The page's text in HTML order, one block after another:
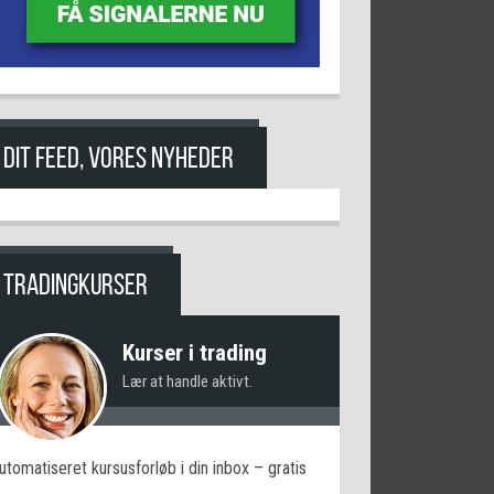
DIT FEED, VORES NYHEDER
TRADINGKURSER
Kurser i trading
Lær at handle aktivt.
kursusforløb i din inbox – gratis